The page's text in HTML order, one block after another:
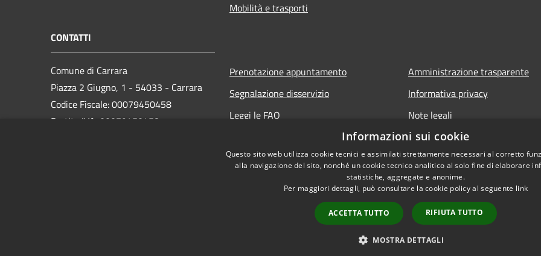
Mobilità e trasporti
CONTATTI
Comune di Carrara
Piazza 2 Giugno, 1 - 54033 - Carrara
Codice Fiscale: 00079450458
Partita IVA: 00079450458
Prenotazione appuntamento
Segnalazione disservizio
Leggi le FAQ
Amministrazione trasparente
Informativa privacy
Note legali
Dichiarazione di accessibilità
Copyright © 2026 • Comune
Informazioni sui cookie
Questo sito web utilizza cookie tecnici e assimilati strettamente necessari al corretto
alla navigazione del sito, nonché un cookie tecnico analitico al solo fine di elaborare
statistiche, aggregate e anonime.
Per maggiori dettagli, può consultare la cookie policy al seguente link
ACCETTA TUTTO RIFIUTA TUTTO
MOSTRA DETTAGLI